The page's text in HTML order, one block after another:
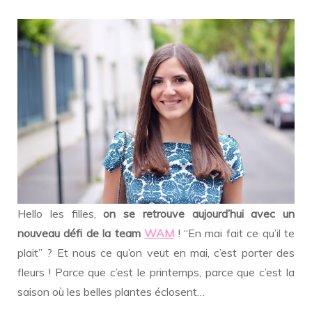
en
fleurs
Hello les filles,on se retrouve aujourd’hui avec un
nouveau défi de la teamWAM ! “En mai fait ce qu’il te
plait” ? Et nous ce qu’on veut en mai, c’est porter des
fleurs ! Parce que c’est le printemps, parce que c’est la
saison où les belles plantes éclosent…